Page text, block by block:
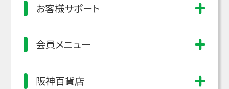
お客様サポート
会員メニュー
阪神百貨店